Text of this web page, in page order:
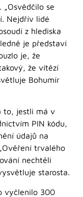
se
Nejdřív lidé
z hlediska
je představí
je, že
že vítězí
Bohumír
to, jestli má v
PIN kódu,
údajů na
trvalého
nechtěli
starosta.
vyčlenilo 300